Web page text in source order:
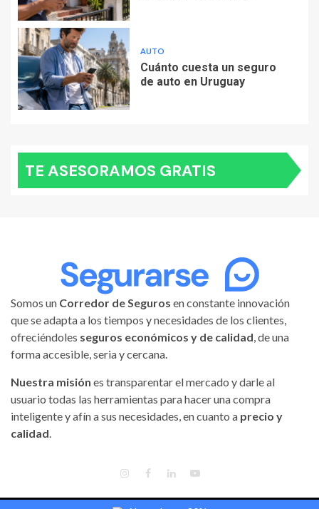
AUTO
Cuánto cuesta un seguro
de auto en Uruguay
TE ASESORAMOS GRATIS
Somos un Corredor de Seguros en constante innovación
que se adapta a los tiempos y necesidades de los clientes,
ofreciéndoles seguros económicos y de calidad, de una
forma accesible, seria y cercana.
Nuestra misión es transparentar el mercado y darle al
usuario todas las herramientas para hacer una compra
inteligente y afín a sus necesidades, en cuanto a precio y
calidad.
INSTAGRAM
FACEBOOK
LINKEDIN
YOUTUBE